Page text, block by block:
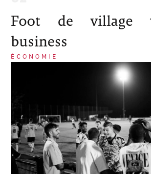
Foot de village
business
ÉCONOMIE